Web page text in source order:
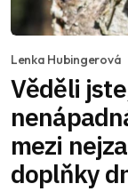
Lenka Hubingerová
Věděli
mezi
doplňky